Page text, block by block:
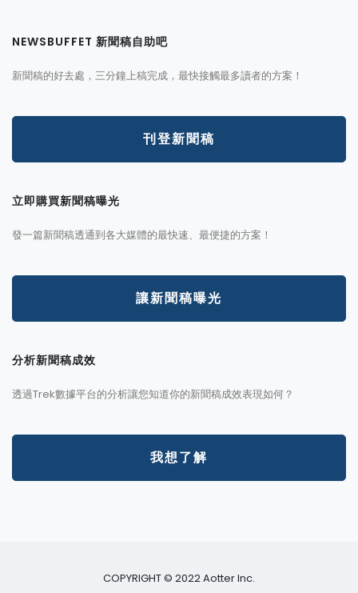
NEWSBUFFET 新聞稿自助吧
新聞稿的好去處，三分鐘上稿完成，最快接觸最多讀者的方案！
刊登新聞稿
立即購買新聞稿曝光
發一篇新聞稿透通到各大媒體的最快速、最便捷的方案！
讓新聞稿曝光
分析新聞稿成效
透過Trek數據平台的分析讓您知道你的新聞稿成效表現如何？
我想了解
COPYRIGHT © 2022 Aotter Inc.